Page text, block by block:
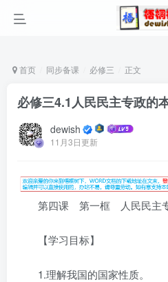
首页 同步备课 必修三 正文
必修三4.1人民民主专政的
dewish
11月3日更新
第四课 第一框 人民民主
【学习目标】
1.理解我国的国家性质。